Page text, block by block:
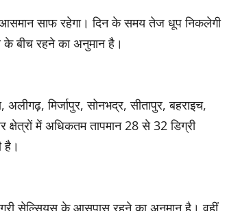
साफ रहेगा। दिन के समय तेज धूप निकलेगी
के बीच रहने का अनुमान है।
मिर्जापुर, सोनभद्र, सीतापुर, बहराइच,
क्षेत्रों में अधिकतम तापमान 28 से 32 डिग्री
है।
सेल्सियस के आसपास रहने का अनुमान है। वहीं